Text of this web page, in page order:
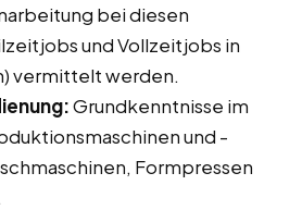
bei diesen
und Vollzeitjobs in
vermittelt werden.
Grundkenntnisse im
und -
Formpressen